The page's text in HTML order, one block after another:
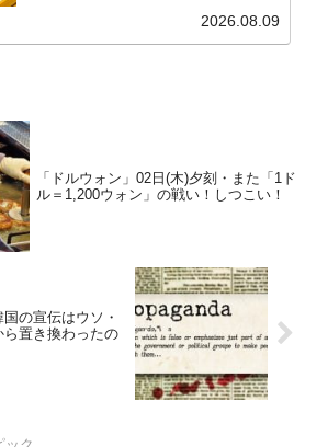
れ協力体制を構築□『韓国銀行』は、国内生産金の
2026.08.09
「ドルウォン」02日(木)夕刻・また「1ド
ル＝1,200ウォン」の戦い！しつこい！
国の宣伝はウソ・
置き換わったの